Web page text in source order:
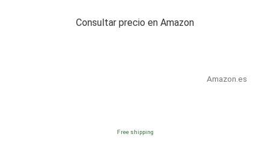
Consultar precio en Amazon
Amazon.es
Free shipping